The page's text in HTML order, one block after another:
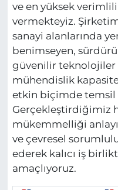
ve en yüksek
vermekteyiz.
sanayi alanlarında
benimseyen,
güvenilir teknolojiler
mühendislik
etkin biçimde temsil
Gerçekleştirdiğimiz
mükemmelliği
ve çevresel
ederek kalıcı iş
amaçlıyoruz.